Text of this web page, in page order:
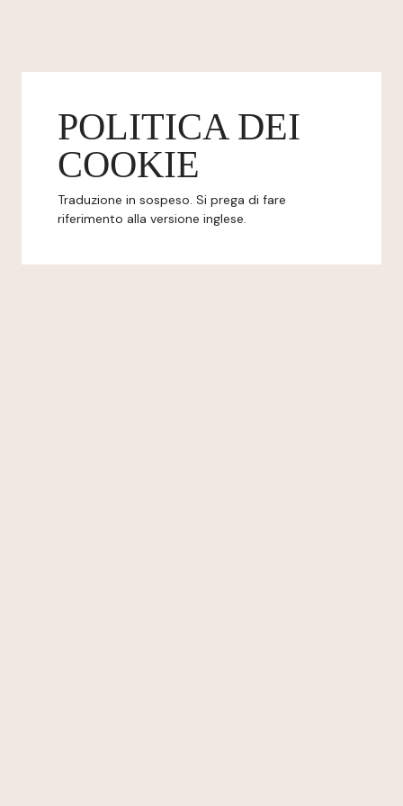
POLITICA DEI
COOKIE
Traduzione in sospeso. Si prega di fare
riferimento alla versione inglese.